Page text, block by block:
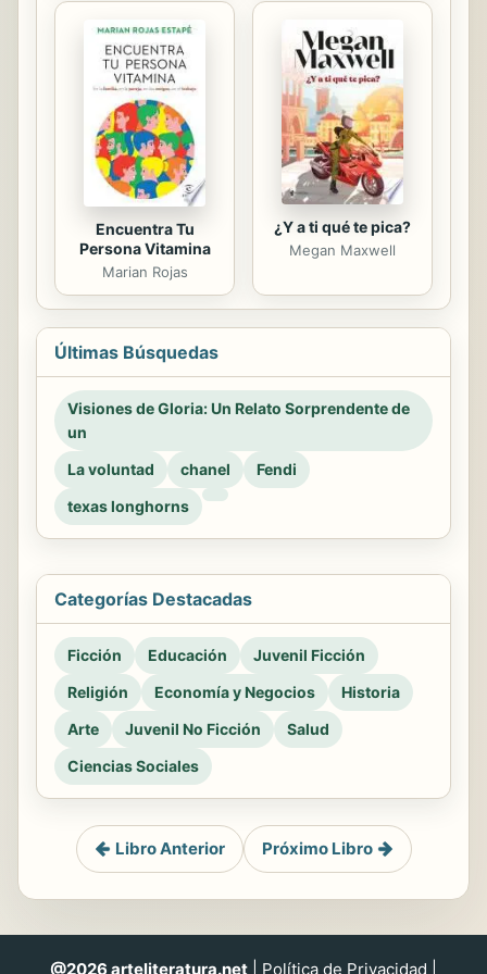
Encuentra Tu
Persona Vitamina
Marian Rojas
¿Y a ti qué te pica?
Megan Maxwell
Últimas Búsquedas
Visiones de Gloria: Un Relato Sorprendente de
un
La voluntad
chanel
Fendi
texas longhorns
Categorías Destacadas
Ficción Educación
Juvenil Ficción
Religión
Economía y Negocios
Historia
Arte
Juvenil No Ficción
Salud
Ciencias Sociales
Libro Anterior Próximo Libro
@2026 arteliteratura.net Política de Privacidad